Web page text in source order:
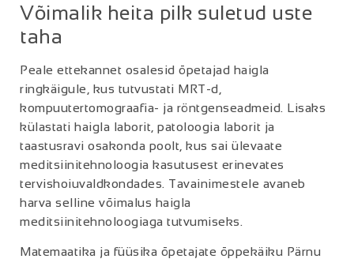
Võimalik heita pilk suletud uste
taha
Peale ettekannet osalesid õpetajad haigla
ringkäigule, kus tutvustati MRT-d,
kompuutertomograafia- ja röntgenseadmeid. Lisaks
külastati haigla laborit, patoloogia laborit ja
taastusravi osakonda poolt, kus sai ülevaate
meditsiinitehnoloogia kasutusest erinevates
tervishoiuvaldkondades. Tavainimestele avaneb
harva selline võimalus haigla
meditsiinitehnoloogiaga tutvumiseks.
Matemaatika ja füüsika õpetajate õppekäiku Pärnu